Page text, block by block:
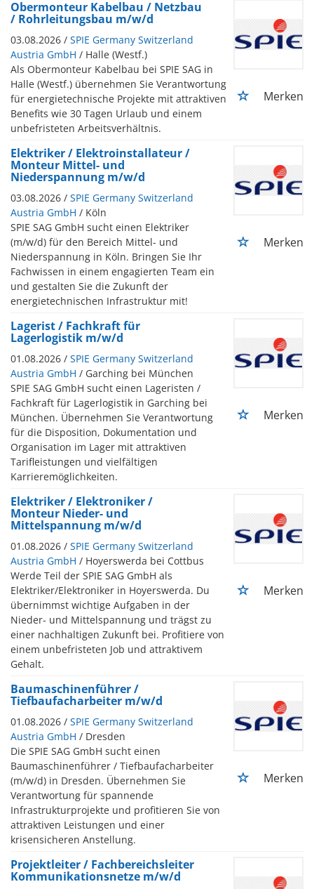
Obermonteur Kabelbau / Netzbau
/ Rohrleitungsbau m/w/d
03.08.2026 / SPIE Germany Switzerland
Austria GmbH / Halle (Westf.)
Als Obermonteur Kabelbau bei SPIE SAG in
Halle (Westf.) übernehmen Sie Verantwortung
für energietechnische Projekte mit attraktiven
Benefits wie 30 Tagen Urlaub und einem
unbefristeten Arbeitsverhältnis.
Merken
Elektriker / Elektroinstallateur /
Monteur Mittel- und
Niederspannung m/w/d
03.08.2026 / SPIE Germany Switzerland
Austria GmbH / Köln
SPIE SAG GmbH sucht einen Elektriker
(m/w/d) für den Bereich Mittel- und
Niederspannung in Köln. Bringen Sie Ihr
Fachwissen in einem engagierten Team ein
und gestalten Sie die Zukunft der
energietechnischen Infrastruktur mit!
Merken
Lagerist / Fachkraft für
Lagerlogistik m/w/d
01.08.2026 / SPIE Germany Switzerland
Austria GmbH / Garching bei München
SPIE SAG GmbH sucht einen Lageristen /
Fachkraft für Lagerlogistik in Garching bei
München. Übernehmen Sie Verantwortung
für die Disposition, Dokumentation und
Organisation im Lager mit attraktiven
Tarifleistungen und vielfältigen
Karrieremöglichkeiten.
Merken
Elektriker / Elektroniker /
Monteur Nieder- und
Mittelspannung m/w/d
01.08.2026 / SPIE Germany Switzerland
Austria GmbH / Hoyerswerda bei Cottbus
Werde Teil der SPIE SAG GmbH als
Elektriker/Elektroniker in Hoyerswerda. Du
übernimmst wichtige Aufgaben in der
Nieder- und Mittelspannung und trägst zu
einer nachhaltigen Zukunft bei. Profitiere von
einem unbefristeten Job und attraktivem
Gehalt.
Merken
Baumaschinenführer /
Tiefbaufacharbeiter m/w/d
01.08.2026 / SPIE Germany Switzerland
Austria GmbH / Dresden
Die SPIE SAG GmbH sucht einen
Baumaschinenführer / Tiefbaufacharbeiter
(m/w/d) in Dresden. Übernehmen Sie
Verantwortung für spannende
Infrastrukturprojekte und profitieren Sie von
attraktiven Leistungen und einer
krisensicheren Anstellung.
Merken
Projektleiter / Fachbereichsleiter
Kommunikationsnetze m/w/d